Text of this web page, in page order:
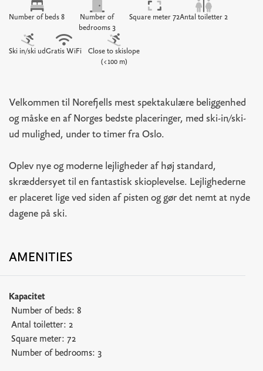
Number of beds 8
Number of
bedrooms 3
Square meter 72Antal toiletter 2
Ski in/ski udGratis WiFi
Close to skislope
(<100 m)
Velkommen til Norefjells mest spektakulære beliggenhed
og måske en af Norges bedste placeringer, med ski-in/ski-
ud mulighed, under to timer fra Oslo.
Oplev nye og moderne lejligheder af høj standard,
skræddersyet til en fantastisk skioplevelse. Lejlighederne
er placeret lige ved siden af pisten og gør det nemt at nyde
dagene på ski.
AMENITIES
Kapacitet
Number of beds: 8
Antal toiletter: 2
Square meter: 72
Number of bedrooms: 3